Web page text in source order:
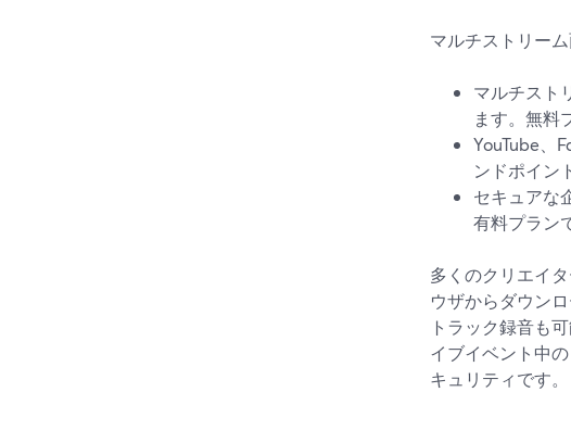
マルチストリーム
マルチスト
ます。無料
YouTube、
ンドポイン
セキュアな
有料プラン
多くのクリエイ
ウザからダウン
トラック録音も
イブイベント中
キュリティです。